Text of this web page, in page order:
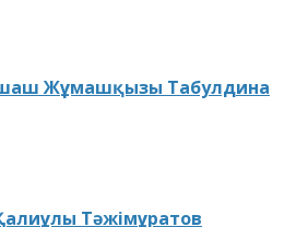
Жұмашқызы Табулдина
Тәжімұратов